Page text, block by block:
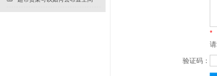
*
验证码：